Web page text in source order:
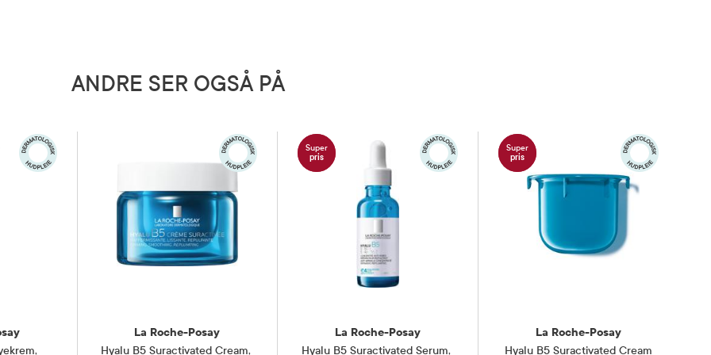
1). Endringer i et produkts
det produktet du har kjøpt.ANDRE SER OGSÅ PÅ
,
La Roche-Posay
Hyalu B5 Suractivated Cream,
Super
pris
La Roche-Posay
Hyalu B5 Suractivated Serum,
Super
pris
La Roche-Posay
Hyalu B5 Suractivated Cream